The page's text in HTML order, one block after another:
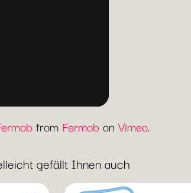
from Fermob on Vimeo.
gefällt Ihnen auch